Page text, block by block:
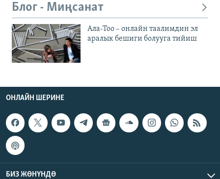
Блог - Миңсанат
Ала-Тоо – онлайн таалимдин эл
аралык бешиги болууга тийиш
ОНЛАЙН ШЕРИНЕ
БИЗ ЖӨНҮНДӨ